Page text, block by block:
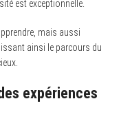
est exceptionnelle.
mais aussi
ainsi le parcours du
expériences